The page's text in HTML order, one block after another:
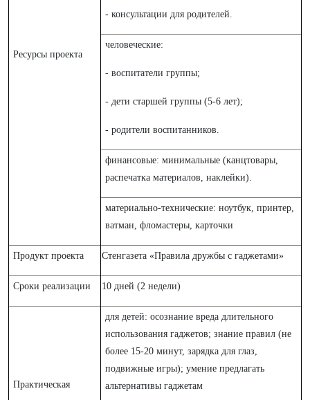
Ресурсы проекта
- консультации для родителей.
человеческие:
- воспитатели группы;
- дети старшей группы (5-6 лет);
- родители воспитанников.
финансовые: минимальные (канцтовары,
распечатка материалов, наклейки).
материально-технические: ноутбук, принтер,
ватман, фломастеры, карточки
Продукт проекта Стенгазета «Правила дружбы с гаджетами»
Сроки реализации 10 дней (2 недели)
Практическая
для детей: осознание вреда длительного
использования гаджетов; знание правил (не
более 15-20 минут, зарядка для глаз,
подвижные игры); умение предлагать
альтернативы гаджетам